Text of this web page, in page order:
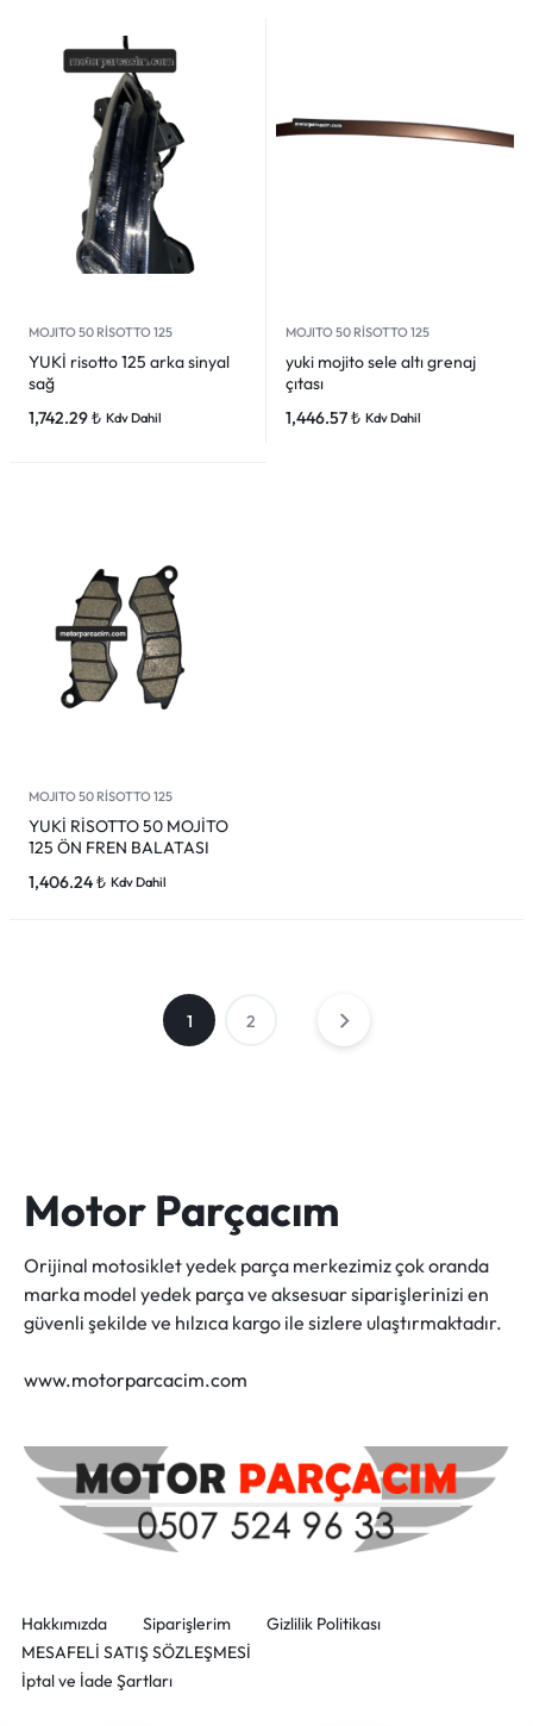
MOJITO 50 RİSOTTO 125
YUKİ risotto 125 arka sinyal
sağ
1,742.29₺ Kdv Dahil
MOJITO 50 RİSOTTO 125
yuki mojito sele altı grenaj
çıtası
1,446.57₺ Kdv Dahil
MOJITO 50 RİSOTTO 125
YUKİ RİSOTTO 50 MOJİTO
125 ÖN FREN BALATASI
1,406.24₺ Kdv Dahil
1 2
Motor Parçacım
Orijinal motosiklet yedek parça merkezimiz çok oranda
marka model yedek parça ve aksesuar siparişlerinizi en
güvenli şekilde ve hılzıca kargo ile sizlere ulaştırmaktadır.
www.motorparcacim.com
Hakkımızda Siparişlerim
Gizlilik Politikası
MESAFELİ SATIŞ SÖZLEŞMESİ
İptal ve İade Şartları